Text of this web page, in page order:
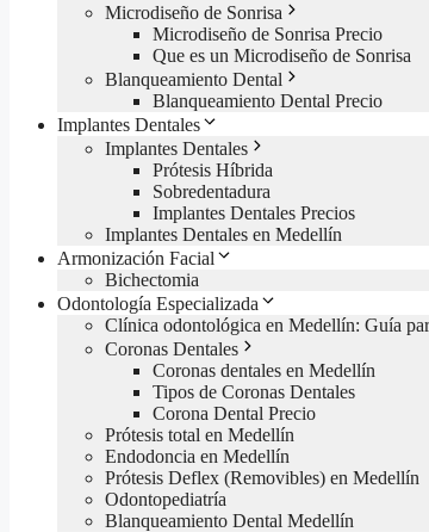
Microdiseño de Sonrisa
Microdiseño de Sonrisa Precio
Que es un Microdiseño de Sonrisa
Blanqueamiento Dental
Blanqueamiento Dental Precio
Implantes Dentales
Implantes Dentales
Prótesis Híbrida
Sobredentadura
Implantes Dentales Precios
Implantes Dentales en Medellín
Armonización Facial
Bichectomia
Odontología Especializada
Clínica odontológica en Medellín: Guía
Coronas Dentales
Coronas dentales en Medellín
Tipos de Coronas Dentales
Corona Dental Precio
Prótesis total en Medellín
Endodoncia en Medellín
Prótesis Deflex (Removibles) en Medellín
Odontopediatría
Blanqueamiento Dental Medellín